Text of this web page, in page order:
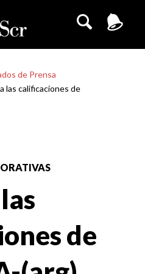
de Prensa
las calificaciones de
de